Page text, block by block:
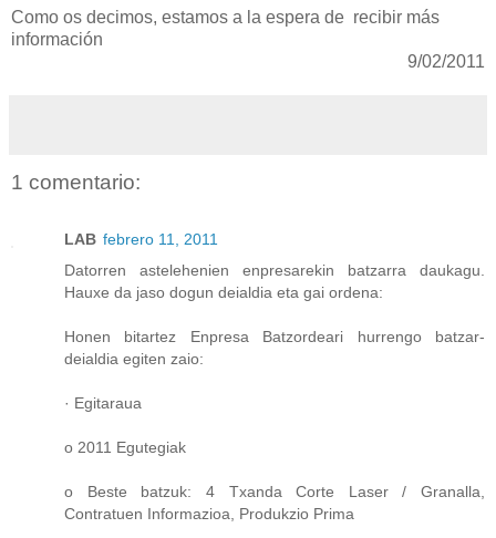
Como os decimos, estamos a la espera de recibir más
información
9/02/2011
1 comentario:
LAB febrero 11, 2011
Datorren astelehenien enpresarekin batzarra daukagu.
Hauxe da jaso dogun deialdia eta gai ordena:
Honen bitartez Enpresa Batzordeari hurrengo batzar-
deialdia egiten zaio:
· Egitaraua
o 2011 Egutegiak
o Beste batzuk: 4 Txanda Corte Laser / Granalla,
Contratuen Informazioa, Produkzio Prima